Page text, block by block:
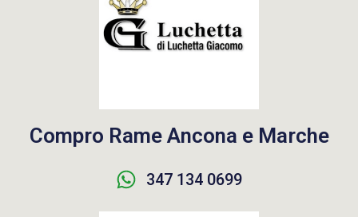
Compro Rame Ancona e Marche
347 134 0699